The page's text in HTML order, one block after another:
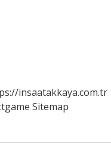
insaatakkaya.com.tr
Sitemap